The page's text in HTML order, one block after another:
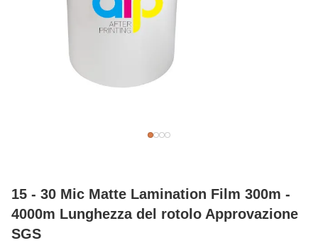
15 - 30 Mic Matte Lamination Film 300m -
4000m Lunghezza del rotolo Approvazione
SGS